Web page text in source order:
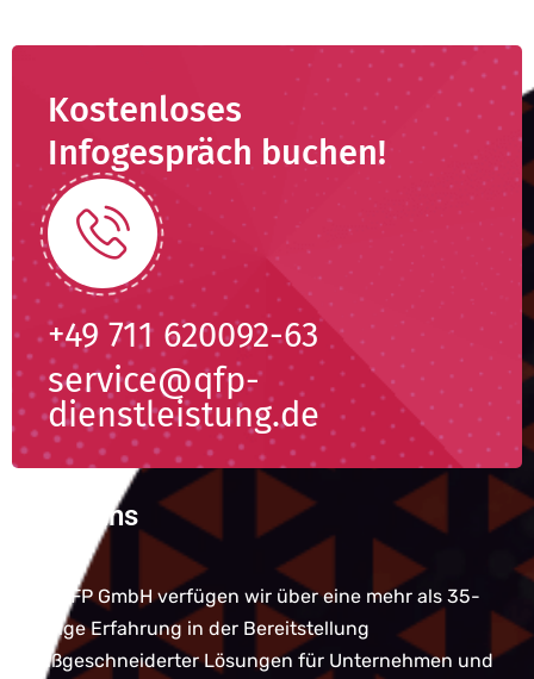
Kostenloses
Infogespräch buchen!
+49 711 620092-63
service@qfp-
dienstleistung.de
Über uns
Bei QFP GmbH verfügen wir über eine mehr als 35-
jährige Erfahrung in der Bereitstellung
maßgeschneiderter Lösungen für Unternehmen und